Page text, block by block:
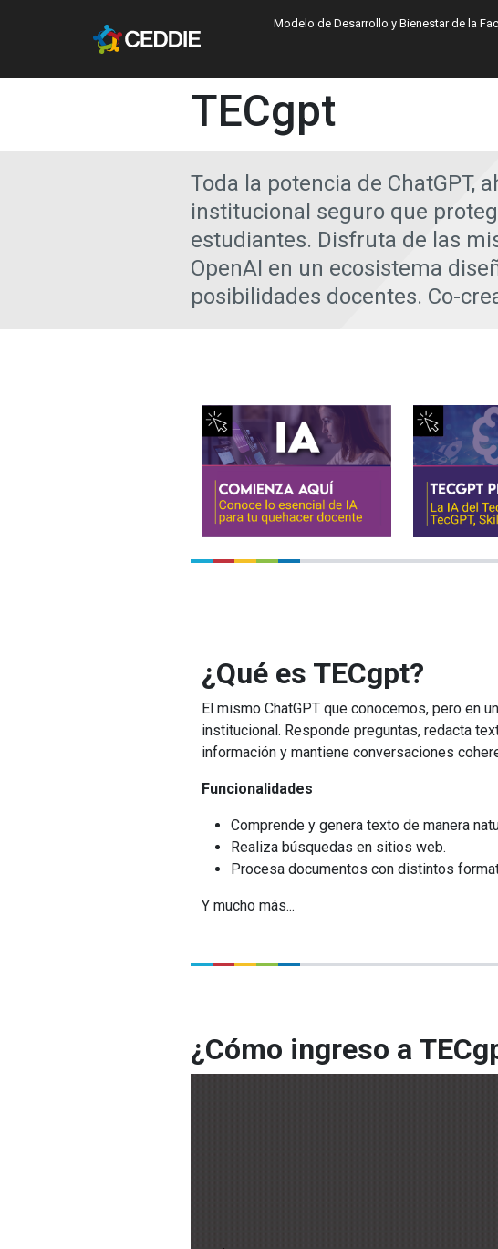
Main navigation
Modelo de Desarrollo y Bienestar de la
TECgpt
Toda la potencia de ChatGPT,
institucional seguro que
estudiantes. Disfruta de las
OpenAI en un ecosistema
posibilidades docentes. Co-
¿Qué es TECgpt?
El mismo ChatGPT que conocemos, pero en
institucional. Responde preguntas, redacta
información y mantiene conversaciones
Funcionalidades
Comprende y genera texto de manera
Realiza búsquedas en sitios web.
Procesa documentos con distintos
Y mucho más...
¿Cómo ingreso a